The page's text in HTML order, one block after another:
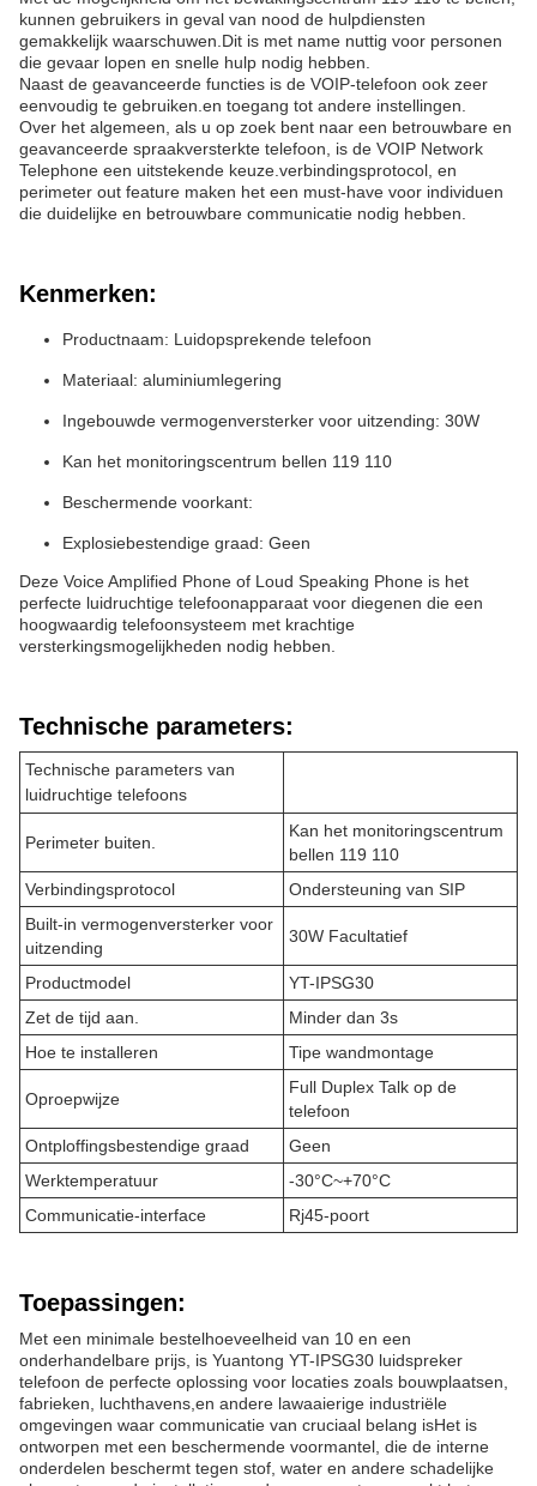
kunnen gebruikers in geval van nood de hulpdiensten
gemakkelijk waarschuwen.Dit is met name nuttig voor personen
die gevaar lopen en snelle hulp nodig hebben.
Naast de geavanceerde functies is de VOIP-telefoon ook zeer
eenvoudig te gebruiken.en toegang tot andere instellingen.
Over het algemeen, als u op zoek bent naar een betrouwbare en
geavanceerde spraakversterkte telefoon, is de VOIP Network
Telephone een uitstekende keuze.verbindingsprotocol, en
perimeter out feature maken het een must-have voor individuen
die duidelijke en betrouwbare communicatie nodig hebben.
Kenmerken:
Productnaam: Luidopsprekende telefoon
Materiaal: aluminiumlegering
Ingebouwde vermogenversterker voor uitzending: 30W
Kan het monitoringscentrum bellen 119 110
Beschermende voorkant:
Explosiebestendige graad: Geen
Deze Voice Amplified Phone of Loud Speaking Phone is het
perfecte luidruchtige telefoonapparaat voor diegenen die een
hoogwaardig telefoonsysteem met krachtige
versterkingsmogelijkheden nodig hebben.
Technische parameters:
Technische parameters van
luidruchtige telefoons
Perimeter buiten.
Kan het monitoringscentrum
bellen 119 110
Verbindingsprotocol
Ondersteuning van SIP
Built-in vermogenversterker voor
uitzending
30W Facultatief
Productmodel
YT-IPSG30
Zet de tijd aan.
Minder dan 3s
Hoe te installeren
Tipe wandmontage
Oproepwijze
Full Duplex Talk op de
telefoon
Ontploffingsbestendige graad
Geen
Werktemperatuur
-30°C~+70°C
Communicatie-interface
Rj45-poort
Toepassingen:
Met een minimale bestelhoeveelheid van 10 en een
onderhandelbare prijs, is Yuantong YT-IPSG30 luidspreker
telefoon de perfecte oplossing voor locaties zoals bouwplaatsen,
fabrieken, luchthavens,en andere lawaaierige industriële
omgevingen waar communicatie van cruciaal belang isHet is
ontworpen met een beschermende voormantel, die de interne
onderdelen beschermt tegen stof, water en andere schadelijke